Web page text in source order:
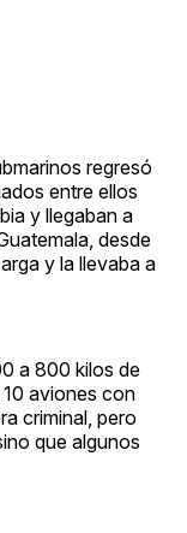
regresó
entre ellos
y llegaban a
desde
y la llevaba a
a 800 kilos de
aviones con
criminal, pero
que algunos